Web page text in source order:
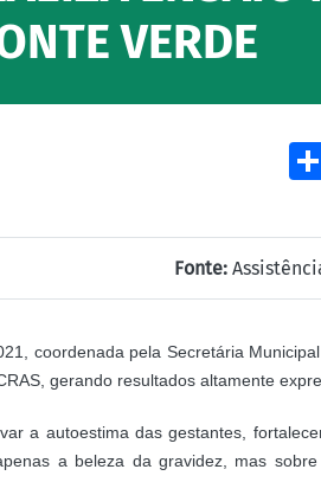
VERDE
Fonte:
coordenada pela Secretária
gerando resultados altamente
a autoestima das gestantes,
a beleza da gravidez, mas